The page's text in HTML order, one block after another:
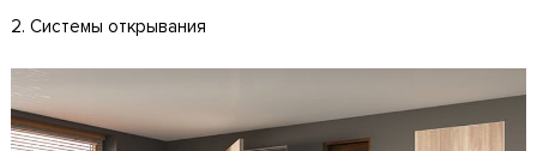
2. Системы открывания